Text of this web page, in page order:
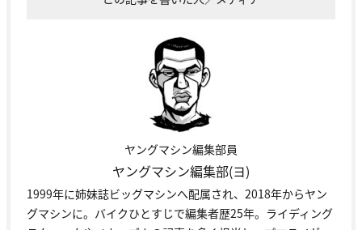
ヤングマシン編集部員
ヤングマシン編集部(ヨ)
1999年に姉妹誌ビッグマシンへ配属され、2018年からヤン
グマシンに。バイクひとすじで編集者歴25年。ライディング